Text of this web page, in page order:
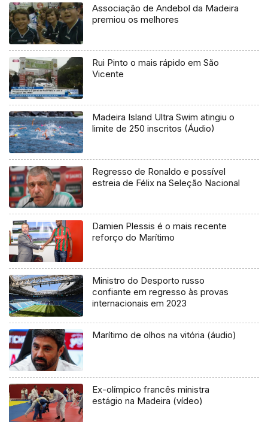
Associação de Andebol da Madeira
premiou os melhores
Rui Pinto o mais rápido em São
Vicente
Madeira Island Ultra Swim atingiu o
limite de 250 inscritos (Áudio)
Regresso de Ronaldo e possível
estreia de Félix na Seleção Nacional
Damien Plessis é o mais recente
reforço do Marítimo
Ministro do Desporto russo
confiante em regresso às provas
internacionais em 2023
Marítimo de olhos na vitória (áudio)
Ex-olímpico francês ministra
estágio na Madeira (vídeo)